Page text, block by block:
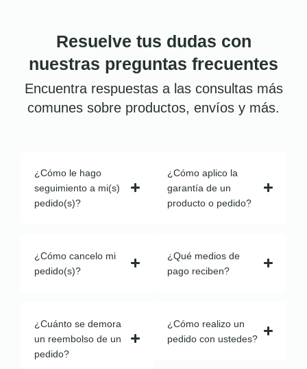
Resuelve tus dudas con
nuestras preguntas frecuentes
Encuentra respuestas a las consultas más
comunes sobre productos, envíos y más.
¿Cómo le hago
seguimiento a mi(s)
pedido(s)?
¿Cómo cancelo mi
pedido(s)?
¿Cuánto se demora
un reembolso de un
pedido?
¿Cómo aplico la
garantía de un
producto o pedido?
¿Qué medios de
pago reciben?
¿Cómo realizo un
pedido con ustedes?